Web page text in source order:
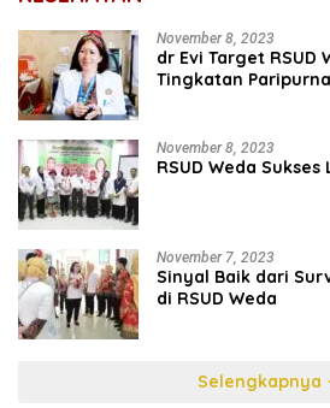
November 8, 2023
dr Evi Target RSUD
Tingkatan Paripurna
November 8, 2023
RSUD Weda
November 7, 2023
Sinyal Baik dari
di RSUD Weda
Selengkapnya